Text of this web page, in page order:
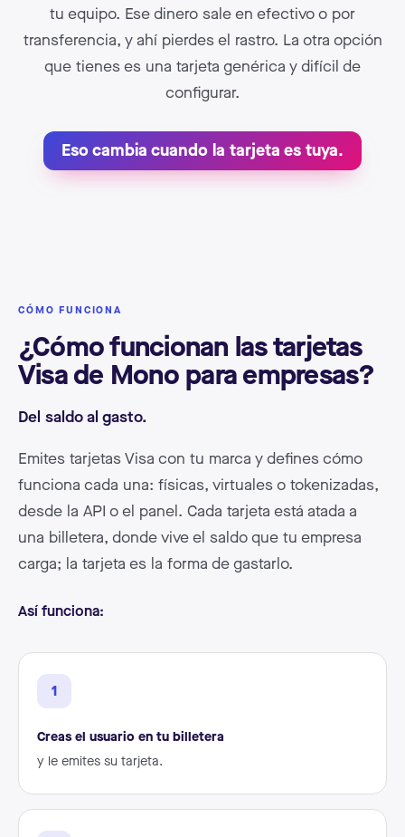
tu equipo. Ese dinero sale en efectivo o por
transferencia, y ahí pierdes el rastro. La otra opción
que tienes es una tarjeta genérica y difícil de
configurar.
Eso cambia cuando la tarjeta es tuya.
CÓMO FUNCIONA
¿Cómo funcionan las tarjetas
Visa de Mono para empresas?
Del saldo al gasto.
Emites tarjetas Visa con tu marca y defines cómo
funciona cada una: físicas, virtuales o tokenizadas,
desde la API o el panel. Cada tarjeta está atada a
una billetera, donde vive el saldo que tu empresa
carga; la tarjeta es la forma de gastarlo.
Así funciona:
1
Creas el usuario en tu billetera
y le emites su tarjeta.